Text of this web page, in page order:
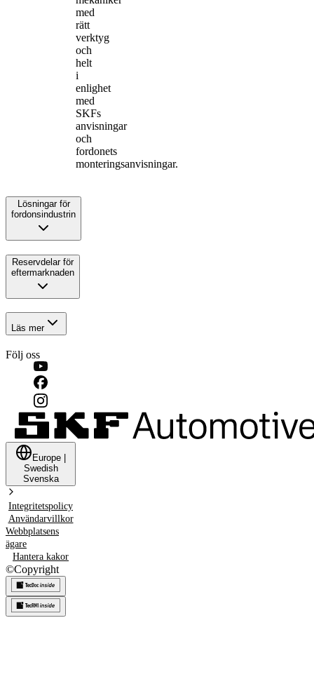
med
rätt
verktyg
och
helt
i
enlighet
med
SKFs
anvisningar
och
fordonets
monteringsanvisningar.
Lösningar för
fordonsindustrin
Reservdelar för
eftermarknaden
Läs mer
Följ oss
Europe
Swedish
Svenska
Integritetspolicy
Användarvillkor
Webbplatsens
ägare
Hantera kakor
©Copyright